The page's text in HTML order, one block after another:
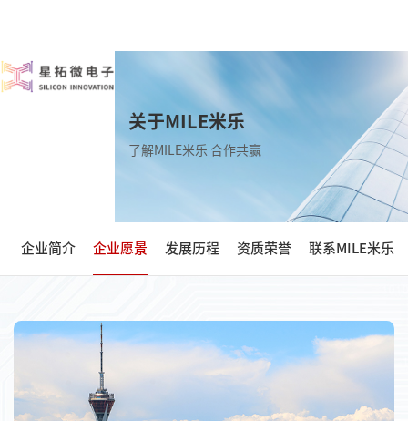
关于MILE米乐
了解MILE米乐 合作共赢
企业简介 企业愿景 发展历程 资质荣誉 联系MILE米乐